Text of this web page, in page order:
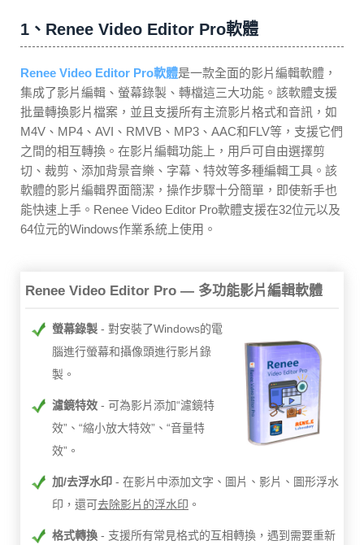
1、Renee Video Editor Pro軟體
Renee Video Editor Pro軟體是一款全面的影片編輯軟體，
集成了影片編輯、螢幕錄製、轉檔這三大功能。該軟體支援
批量轉換影片檔案，並且支援所有主流影片格式和音訊，如
M4V、MP4、AVI、RMVB、MP3、AAC和FLV等，支援它們
之間的相互轉換。在影片編輯功能上，用戶可自由選擇剪
切、裁剪、添加背景音樂、字幕、特效等多種編輯工具。該
軟體的影片編輯界面簡潔，操作步驟十分簡單，即使新手也
能快速上手。Renee Video Editor Pro軟體支援在32位元以及
64位元的Windows作業系統上使用。
Renee Video Editor Pro — 多功能影片編輯軟體
螢幕錄製
對安裝了Windows的電
腦進行螢幕和攝像頭進行影片錄
製。
濾鏡特效
可為影片添加“濾鏡特
效”、“縮小放大特效”、“音量特
效”。
加/去浮水印
在影片中添加文字、圖片、影片、圖形浮水
印，還可去除影片的浮水印 。
格式轉換
支援所有常見格式的互相轉換，遇到需要重新